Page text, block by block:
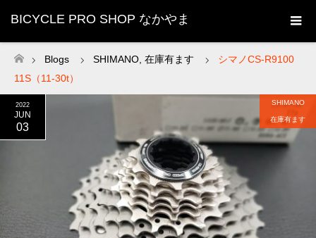
BICYCLE PRO SHOP なかやま
ホーム
Blogs SHIMANO 在庫有ます
シマノCS-R9100
11S（11-30t）
2022
JUN
03
SHIMANO
在庫有ます